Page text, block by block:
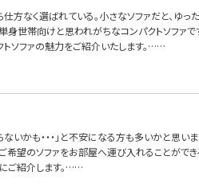
なく選ばれている。小さなソファだと、ゆっ
世帯向けと思われがちなコンパクトソファ
トソファの魅力をご紹介いたします。……
いかも・・・」と不安になる方も多いかと思い
希望のソファをお部屋へ運び入れることがで
ご紹介します。……